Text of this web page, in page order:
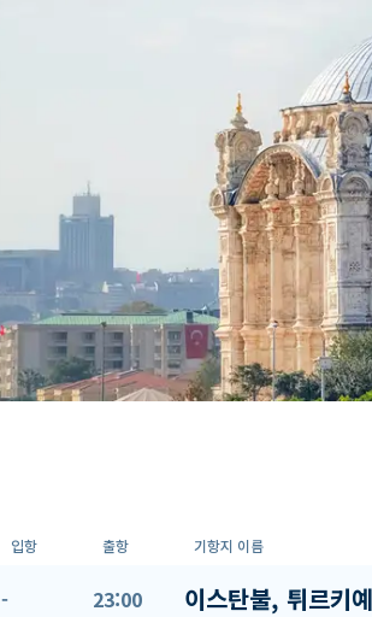
입항 출항 기항지 이름
- 23:00 이스탄불, 튀르키